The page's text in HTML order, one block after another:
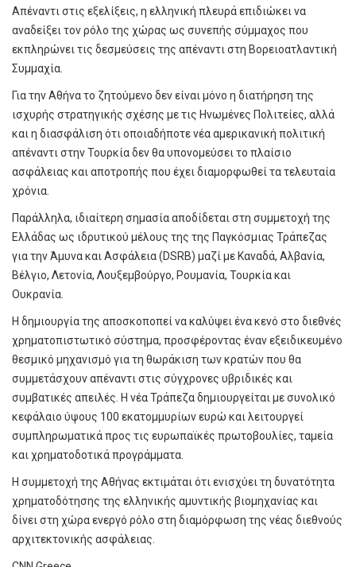
Απέναντι στις εξελίξεις, η ελληνική πλευρά επιδιώκει να
αναδείξει τον ρόλο της χώρας ως συνεπής σύμμαχος που
εκπληρώνει τις δεσμεύσεις της απέναντι στη Βορειοατλαντική
Συμμαχία.
Για την Αθήνα το ζητούμενο δεν είναι μόνο η διατήρηση της
ισχυρής στρατηγικής σχέσης με τις Ηνωμένες Πολιτείες, αλλά
και η διασφάλιση ότι οποιαδήποτε νέα αμερικανική πολιτική
απέναντι στην Τουρκία δεν θα υπονομεύσει το πλαίσιο
ασφάλειας και αποτροπής που έχει διαμορφωθεί τα τελευταία
χρόνια.
Παράλληλα, ιδιαίτερη σημασία αποδίδεται στη συμμετοχή της
Ελλάδας ως ιδρυτικού μέλους της της Παγκόσμιας Τράπεζας
για την Άμυνα και Ασφάλεια (DSRB) μαζί με Καναδά, Αλβανία,
Βέλγιο, Λετονία, Λουξεμβούργο, Ρουμανία, Τουρκία και
Ουκρανία.
Η δημιουργία της αποσκοποπεί να καλύψει ένα κενό στο διεθνές
χρηματοπιστωτικό σύστημα, προσφέροντας έναν εξειδικευμένο
θεσμικό μηχανισμό για τη θωράκιση των κρατών που θα
συμμετάσχουν απέναντι στις σύγχρονες υβριδικές και
συμβατικές απειλές. Η νέα Τράπεζα δημιουργείται με συνολικό
κεφάλαιο ύψους 100 εκατομμυρίων ευρώ και λειτουργεί
συμπληρωματικά προς τις ευρωπαϊκές πρωτοβουλίες, ταμεία
και χρηματοδοτικά προγράμματα.
Η συμμετοχή της Αθήνας εκτιμάται ότι ενισχύει τη δυνατότητα
χρηματοδότησης της ελληνικής αμυντικής βιομηχανίας και
δίνει στη χώρα ενεργό ρόλο στη διαμόρφωση της νέας διεθνούς
αρχιτεκτονικής ασφάλειας.